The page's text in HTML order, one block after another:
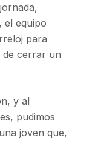
el equipo
para
de cerrar un
y al
pudimos
joven que,